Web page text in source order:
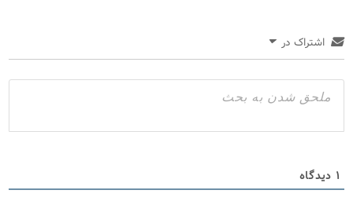
اشتراک در
۱ دیدگاه